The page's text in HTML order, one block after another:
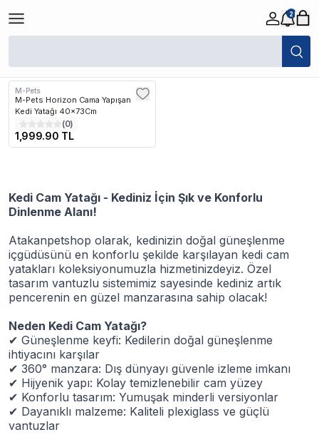
2
/
M-Pets
M-Pets Horizon Cama Yapışan
Kedi Yatağı 40x73Cm
(0)
1,999.90 TL
Kedi Cam Yatağı - Kediniz İçin Şık ve Konforlu
Dinlenme Alanı!
Atakanpetshop olarak, kedinizin doğal güneşlenme
içgüdüsünü en konforlu şekilde karşılayan kedi cam
yatakları koleksiyonumuzla hizmetinizdeyiz. Özel
tasarım vantuzlu sistemimiz sayesinde kediniz artık
pencerenin en güzel manzarasına sahip olacak!
Neden Kedi Cam Yatağı?
✔ Güneşlenme keyfi: Kedilerin doğal güneşlenme
ihtiyacını karşılar
✔ 360° manzara: Dış dünyayı güvenle izleme imkanı
✔ Hijyenik yapı: Kolay temizlenebilir cam yüzey
✔ Konforlu tasarım: Yumuşak minderli versiyonlar
✔ Dayanıklı malzeme: Kaliteli plexiglass ve güçlü
vantuzlar